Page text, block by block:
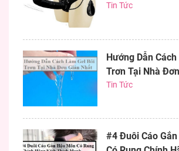
Cấp
Tin Tức
Hướng Dẫn
Trơn Tại Nhà
Tin Tức
#4 Đuôi Cáo